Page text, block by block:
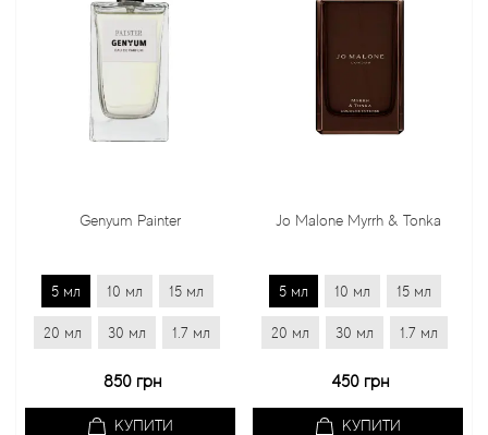
Genyum Painter
5 мл 10 мл 15 мл
20 мл 30 мл 1.7 мл
850 грн
КУПИТИ
Jo Malone Myrrh & Tonka
5 мл 10 мл 15 мл
20 мл 30 мл 1.7 мл
450 грн
КУПИТИ